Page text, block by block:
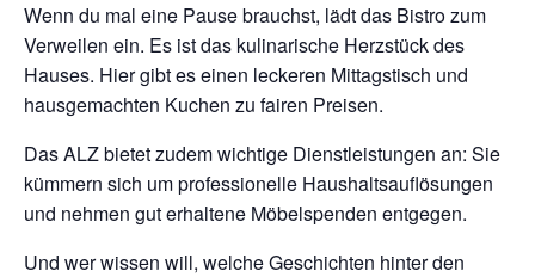
Wenn du mal eine Pause brauchst, lädt das Bistro zum
Verweilen ein. Es ist das kulinarische Herzstück des
Hauses. Hier gibt es einen leckeren Mittagstisch und
hausgemachten Kuchen zu fairen Preisen.
Das ALZ bietet zudem wichtige Dienstleistungen an: Sie
kümmern sich um professionelle Haushaltsauflösungen
und nehmen gut erhaltene Möbelspenden entgegen.
Und wer wissen will, welche Geschichten hinter den